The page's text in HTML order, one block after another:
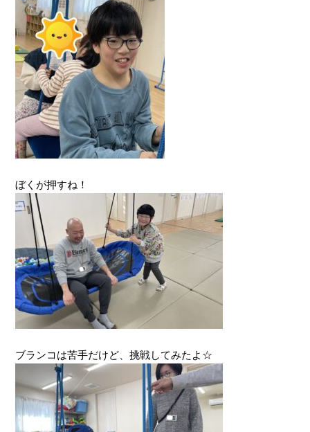
ぼくが押すね！
ブランコは苦手だけど、挑戦してみたよ☆